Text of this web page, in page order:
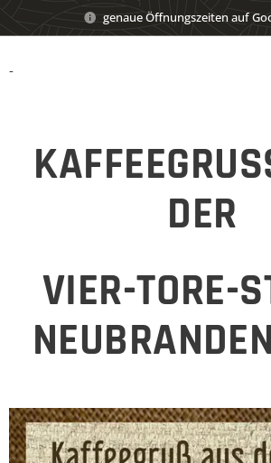
genaue Öffnungszeiten auf
-
DER
VIER-TORE-